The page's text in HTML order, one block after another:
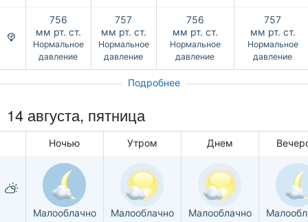
756
мм рт. ст.
Нормальное
давление
757
мм рт. ст.
Нормальное
давление
756
мм рт. ст.
Нормальное
давление
757
мм рт. ст.
Нормальное
давление
Подробнее
14 августа, пятница
Ночью Утром Днем
Малооблачно Малооблачно Малооблачно